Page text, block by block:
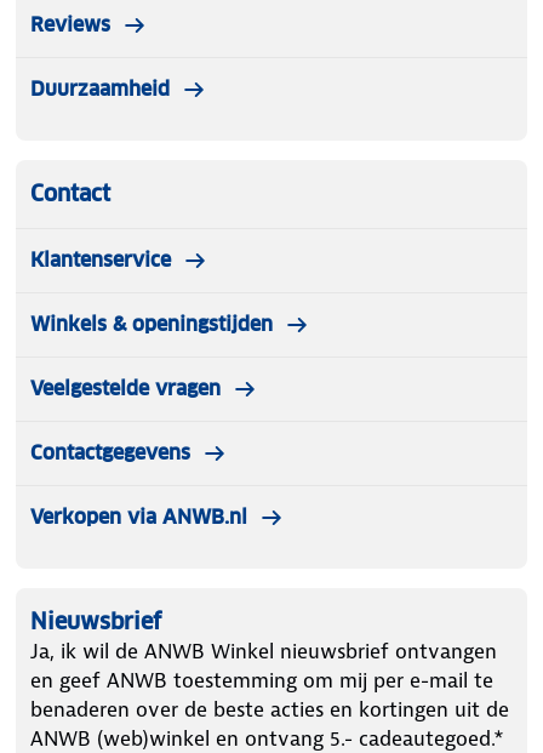
Reviews
Duurzaamheid
Contact
Klantenservice
Winkels & openingstijden
Veelgestelde vragen
Contactgegevens
Verkopen via ANWB.nl
Nieuwsbrief
Ja, ik wil de ANWB Winkel nieuwsbrief ontvangen
en geef ANWB toestemming om mij per e-mail te
benaderen over de beste acties en kortingen uit de
ANWB (web)winkel en ontvang 5.- cadeautegoed.*